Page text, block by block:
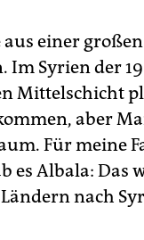
einer
Im Syrien der
Mittelschicht
aber
Für meine
es Albala: Das
nach